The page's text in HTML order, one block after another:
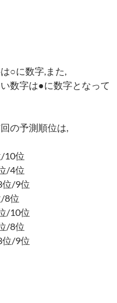
○に数字,また,
数字は●に数字となって
の予測順位は,
10位
/4位
位/9位
8位
/10位
/8位
位/9位